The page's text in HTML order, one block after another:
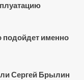
подойдет именно
Сергей Брылин